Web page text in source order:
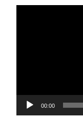
00:00